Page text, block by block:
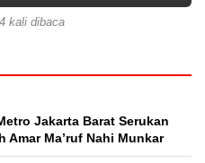
kali dibaca
Jakarta Barat Serukan
Amar Ma’ruf Nahi Munkar